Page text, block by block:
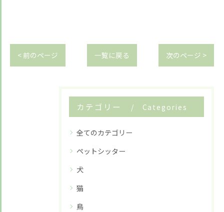
< 前のページ 一覧に戻る 次のページ >
カテゴリー Categories
全てのカテゴリー
ペットシッター
犬
猫
鳥